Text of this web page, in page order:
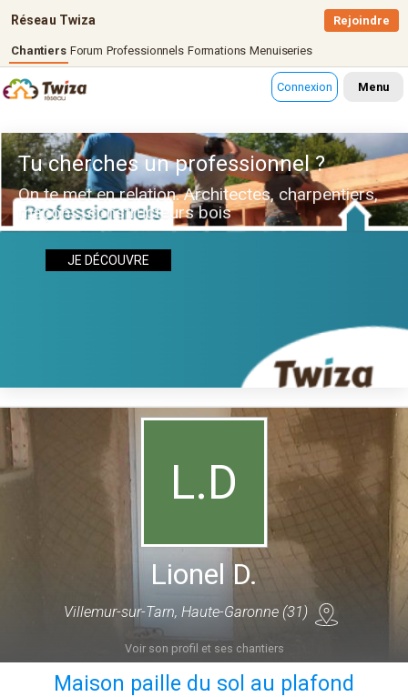
Réseau Twiza
Chantiers Forum Professionnels Formations Menuiseries
Rejoindre
Connexion Menu
Tu cherches un professionnel ?
On te met en relation. Architectes, charpentiers,
maçons, constructeurs bois
JE DÉCOUVRE
L.D
Lionel D.
Villemur-sur-Tarn, Haute-Garonne (31)
Voir son profil et ses chantiers
Maison paille du sol au plafond